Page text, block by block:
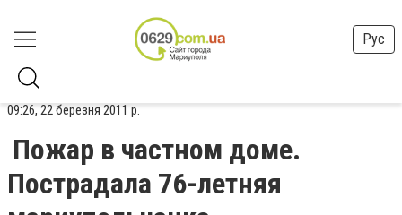
Рус
09:26, 22 березня 2011 р.
Пожар в частном доме.
Пострадала 76-летняя